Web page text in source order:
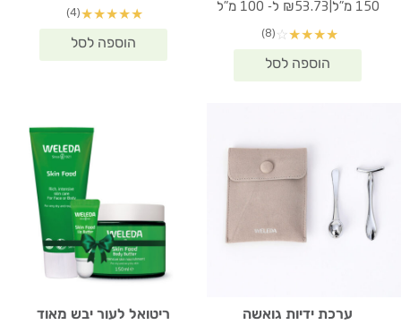
150 מ"ל ₪53.73 ל- 100 מ"ל
★
★
★
★
☆
(8)
★
★
★
★
★
(4)
ערכת ידיות גואשה
ריטואל לעור יבש מאוד